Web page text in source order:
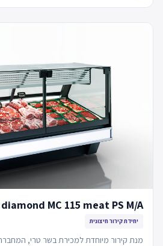
MC 115 meat PS M/A
יחידת קירור חיצונית
מנת קירור מיוחדת למכירת בשר טרי,